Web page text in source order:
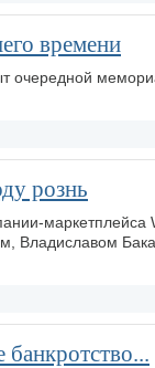
времени
очередной
рознь
маркетплейса
Владиславом
банкротство...